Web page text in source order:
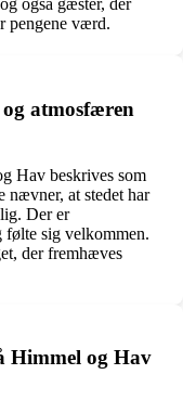
også gæster, der
pengene værd.
atmosfæren
Hav beskrives som
nævner, at stedet har
Der er
følte sig velkommen.
der fremhæves
Himmel og Hav